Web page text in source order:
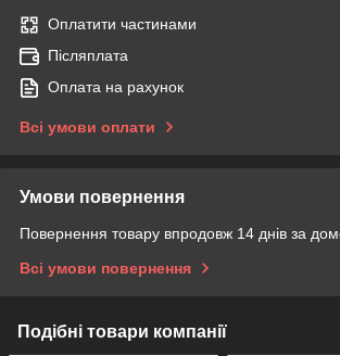
Оплатити частинами
Післяплата
Оплата на рахунок
Всі умови оплати
Умови повернення
Повернення товару впродовж 14 днів за
Всі умови повернення
Подібні товари компанії